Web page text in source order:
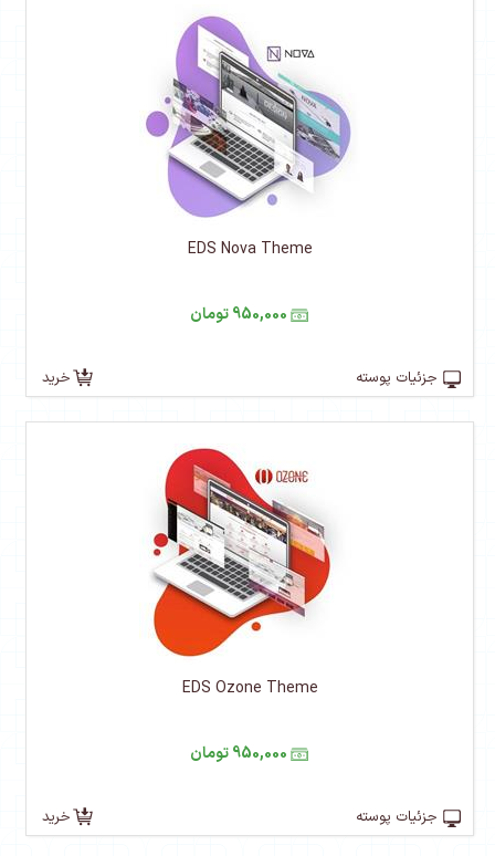
EDS Nova Theme
جزئیات پوسته خرید
EDS Ozone Theme
جزئیات پوسته خرید